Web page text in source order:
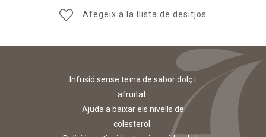
Afegeix a la llista de desitjos
Infusió sense teïna de sabor dolç i
afruitat.
Ajuda a baixar els nivells de
colesterol.